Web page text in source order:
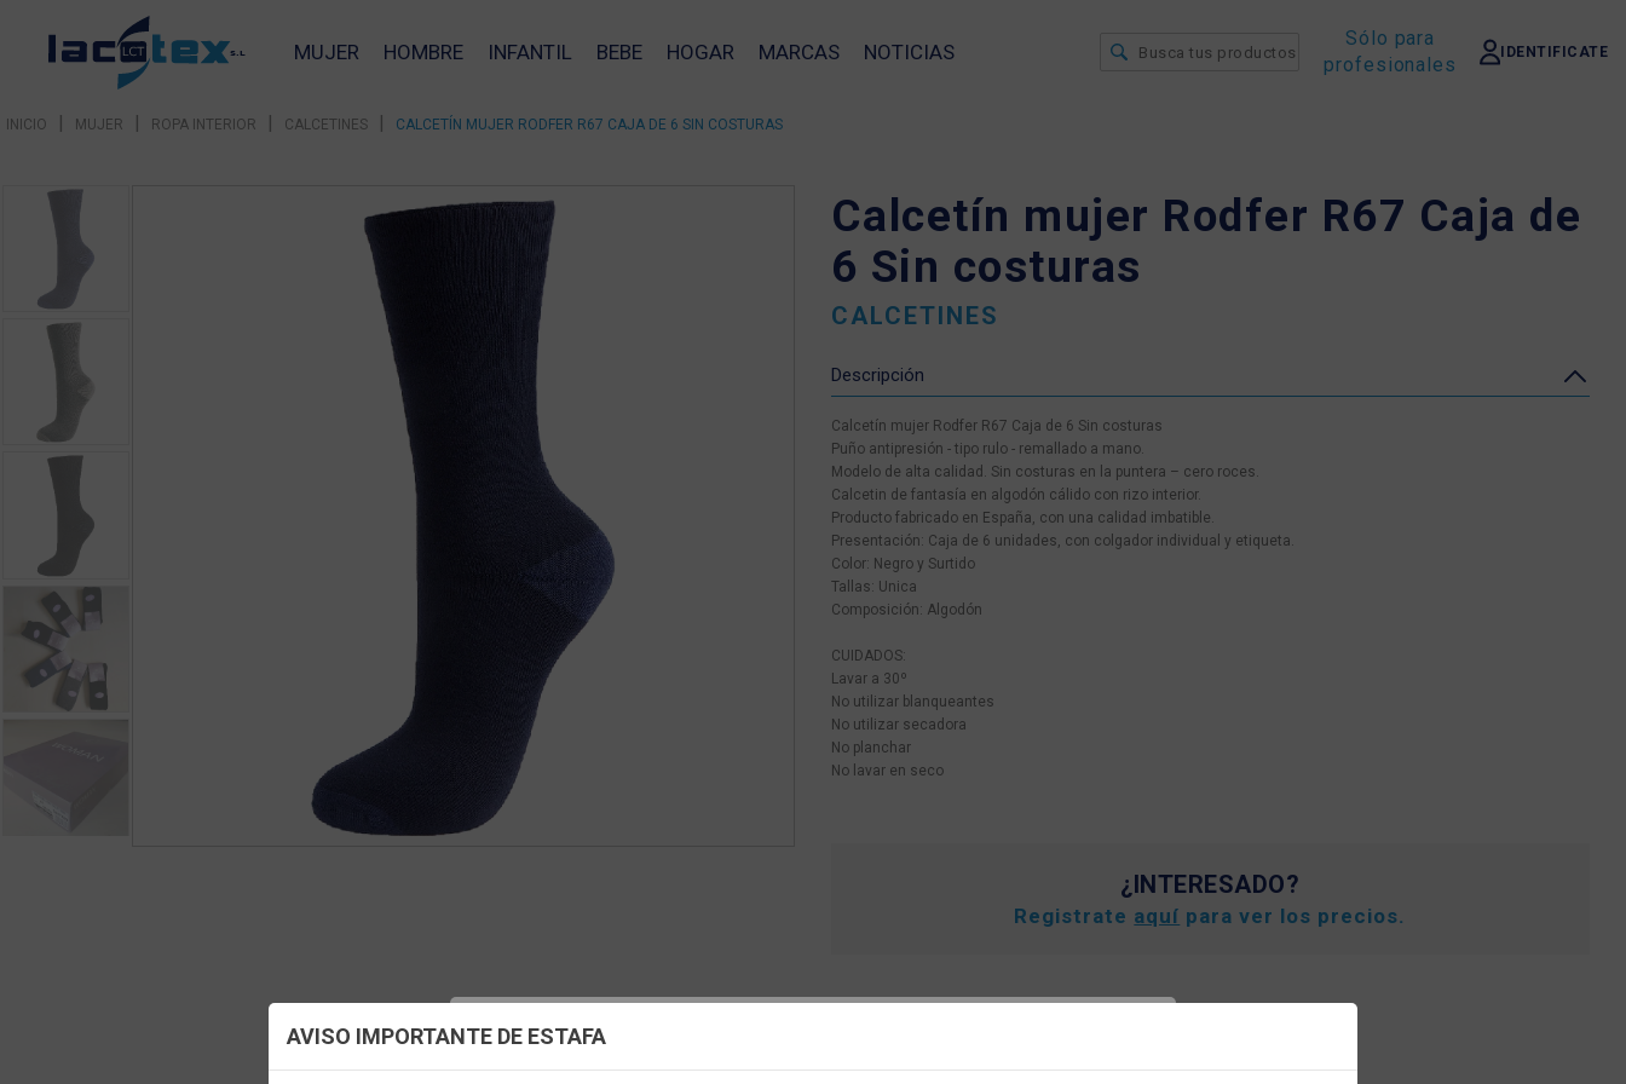
MUJER HOMBRE INFANTIL BEBE HOGAR MARCAS NOTICIAS
Sólo para
profesionales
IDENTIFICATE
INICIO | MUJER | ROPA INTERIOR | CALCETINES | CALCETÍN MUJER RODFER R67 CAJA DE 6 SIN COSTURAS
Calcetín mujer Rodfer R67 Caja de
6 Sin costuras
CALCETINES
Descripción
Calcetín mujer Rodfer R67 Caja de 6 Sin costuras
Puño antipresión - tipo rulo - remallado a mano.
Modelo de alta calidad. Sin costuras en la puntera – cero roces.
Calcetin de fantasía en algodón cálido con rizo interior.
Producto fabricado en España, con una calidad imbatible.
Presentación: Caja de 6 unidades, con colgador individual y etiqueta.
Color: Negro y Surtido
Tallas: Unica
Composición: Algodón
CUIDADOS:
Lavar a 30º
No utilizar blanqueantes
No utilizar secadora
No planchar
No lavar en seco
¿INTERESADO?
Registrate aquí para ver los precios.
Configuración de cookies
AVISO IMPORTANTE DE ESTAFA